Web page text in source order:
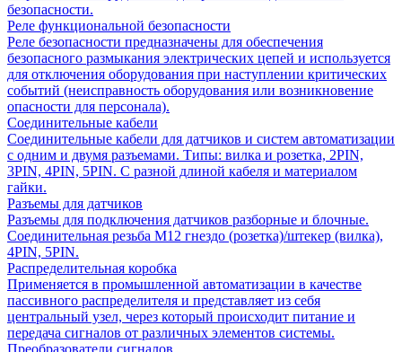
безопасности.
Реле функциональной безопасности
Реле безопасности предназначены для обеспечения
безопасного размыкания электрических цепей и используется
для отключения оборудования при наступлении критических
событий (неисправность оборудования или возникновение
опасности для персонала).
Соединительные кабели
Соединительные кабели для датчиков и систем автоматизации
с одним и двумя разъемами. Типы: вилка и розетка, 2PIN,
3PIN, 4PIN, 5PIN. С разной длиной кабеля и материалом
гайки.
Разъемы для датчиков
Разъемы для подключения датчиков разборные и блочные.
Соединительная резьба М12 гнездо (розетка)/штекер (вилка),
4PIN, 5PIN.
Распределительная коробка
Применяется в промышленной автоматизации в качестве
пассивного распределителя и представляет из себя
центральный узел, через который происходит питание и
передача сигналов от различных элементов системы.